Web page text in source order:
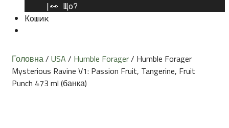
|👀 Що?
Кошик
Головна/ USA / Humble Forager/ Humble Forager
Mysterious Ravine V1: Passion Fruit, Tangerine, Fruit
Punch 473 ml (банка)